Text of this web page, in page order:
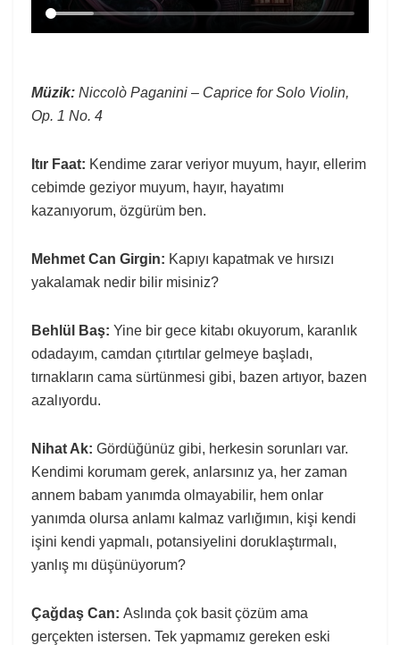
Müzik: Niccolò Paganini – Caprice for Solo Violin,
Op. 1 No. 4
Itır Faat: Kendime zarar veriyor muyum, hayır, ellerim
cebimde geziyor muyum, hayır, hayatımı
kazanıyorum, özgürüm ben.
Mehmet Can Girgin: Kapıyı kapatmak ve hırsızı
yakalamak nedir bilir misiniz?
Behlül Baş: Yine bir gece kitabı okuyorum, karanlık
odadayım, camdan çıtırtılar gelmeye başladı,
tırnakların cama sürtünmesi gibi, bazen artıyor, bazen
azalıyordu.
Nihat Ak: Gördüğünüz gibi, herkesin sorunları var.
Kendimi korumam gerek, anlarsınız ya, her zaman
annem babam yanımda olmayabilir, hem onlar
yanımda olursa anlamı kalmaz varlığımın, kişi kendi
işini kendi yapmalı, potansiyelini doruklaştırmalı,
yanlış mı düşünüyorum?
Çağdaş Can: Aslında çok basit çözüm ama
gerçekten istersen. Tek yapmamız gereken eski